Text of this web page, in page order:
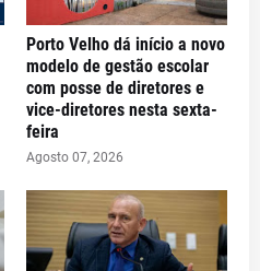
Porto Velho dá início a novo
modelo de gestão escolar
com posse de diretores e
vice-diretores nesta sexta-
feira
Agosto 07, 2026